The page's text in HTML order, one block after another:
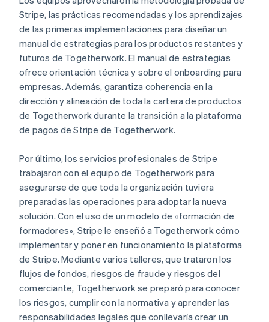
Stripe, las prácticas recomendadas y los aprendizajes
de las primeras implementaciones para diseñar un
manual de estrategias para los productos restantes y
futuros de Togetherwork. El manual de estrategias
ofrece orientación técnica y sobre el onboarding para
empresas. Además, garantiza coherencia en la
dirección y alineación de toda la cartera de productos
de Togetherwork durante la transición a la plataforma
de pagos de Stripe de Togetherwork.
Por último, los servicios profesionales de Stripe
trabajaron con el equipo de Togetherwork para
asegurarse de que toda la organización tuviera
preparadas las operaciones para adoptar la nueva
solución. Con el uso de un modelo de «formación de
formadores», Stripe le enseñó a Togetherwork cómo
implementar y poner en funcionamiento la plataforma
de Stripe. Mediante varios talleres, que trataron los
flujos de fondos, riesgos de fraude y riesgos del
comerciante, Togetherwork se preparó para conocer
los riesgos, cumplir con la normativa y aprender las
responsabilidades legales que conllevaría crear un